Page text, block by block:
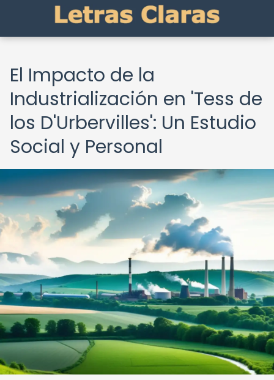
El Impacto de la
Industrialización en 'Tess de
los D'Urbervilles': Un Estudio
Social y Personal